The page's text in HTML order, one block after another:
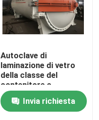
Autoclave di
laminazione di vetro
della classe del
contenitore a
pressione A2 con il
monitoraggio di dati in
tempo reale
Invia richiesta